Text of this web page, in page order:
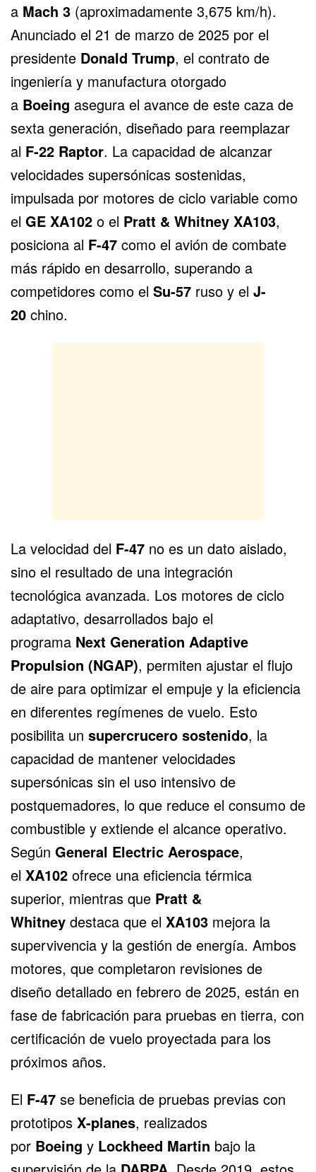
a Mach 3 (aproximadamente 3,675 km/h).
Anunciado el 21 de marzo de 2025 por el
presidente Donald Trump, el contrato de
ingeniería y manufactura otorgado
a Boeing asegura el avance de este caza de
sexta generación, diseñado para reemplazar
al F-22 Raptor. La capacidad de alcanzar
velocidades supersónicas sostenidas,
impulsada por motores de ciclo variable como
el GE XA102 o el Pratt & Whitney XA103,
posiciona al F-47 como el avión de combate
más rápido en desarrollo, superando a
competidores como el Su-57 ruso y el J-
20 chino.
La velocidad del F-47 no es un dato aislado,
sino el resultado de una integración
tecnológica avanzada. Los motores de ciclo
adaptativo, desarrollados bajo el
programa Next Generation Adaptive
Propulsion (NGAP), permiten ajustar el flujo
de aire para optimizar el empuje y la eficiencia
en diferentes regímenes de vuelo. Esto
posibilita un supercrucero sostenido, la
capacidad de mantener velocidades
supersónicas sin el uso intensivo de
postquemadores, lo que reduce el consumo de
combustible y extiende el alcance operativo.
Según General Electric Aerospace,
el XA102 ofrece una eficiencia térmica
superior, mientras que Pratt &
Whitney destaca que el XA103 mejora la
supervivencia y la gestión de energía. Ambos
motores, que completaron revisiones de
diseño detallado en febrero de 2025, están en
fase de fabricación para pruebas en tierra, con
certificación de vuelo proyectada para los
próximos años.
El F-47 se beneficia de pruebas previas con
prototipos X-planes, realizados
por Boeing y Lockheed Martin bajo la